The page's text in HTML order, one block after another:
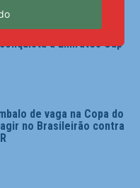
quebra hegemonia
a Emirates Cup
de vaga na Copa do
no Brasileirão contra